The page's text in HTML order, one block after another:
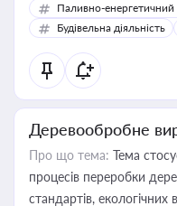
Паливно-
Будівельна діяльність
Деревообробне
Про що тема: Тема
процесів переробки
стандартів, екологічних